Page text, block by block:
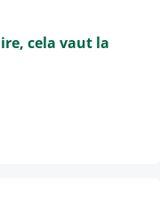
cela vaut la